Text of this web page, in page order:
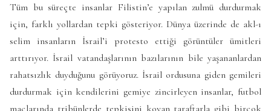
Tüm bu süreçte insanlar Filistin’e yapılan zulmü durdurmak
için, farklı yollardan tepki gösteriyor. Dünya üzerinde de akl-ı
selim insanların İsrail’i protesto ettiği görüntüler ümitleri
arttırıyor. İsrail vatandaşlarının bazılarının bile yaşananlardan
rahatsızlık duyduğunu görüyoruz. İsrail ordusuna giden gemileri
durdurmak için kendilerini gemiye zincirleyen insanlar, futbol
maçlarında tribünlerde tepkisini koyan taraftarla gibi birçok